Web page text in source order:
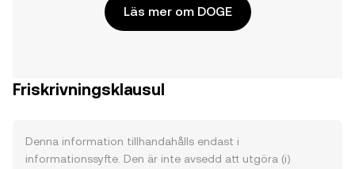
Läs mer om DOGE
Friskrivningsklausul
Denna information tillhandahålls endast i
informationssyfte. Den är inte avsedd att utgöra (i)